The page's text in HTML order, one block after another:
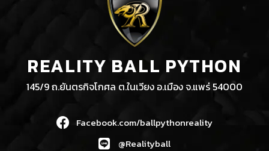
REALITY BALL PYTHON
145/9 ถ.ยันตรกิจโกศล ต.ในเวียง อ.เมือง จ.แพร่ 54000
Facebook.com/ballpythonreality
@Realityball